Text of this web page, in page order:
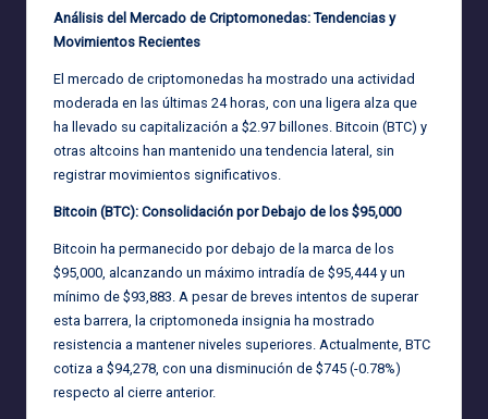
Análisis del Mercado de Criptomonedas: Tendencias y
Movimientos Recientes
El mercado de criptomonedas ha mostrado una actividad
moderada en las últimas 24 horas, con una ligera alza que
ha llevado su capitalización a $2.97 billones. Bitcoin (BTC) y
otras altcoins han mantenido una tendencia lateral, sin
registrar movimientos significativos.
Bitcoin (BTC): Consolidación por Debajo de los $95,000
Bitcoin ha permanecido por debajo de la marca de los
$95,000, alcanzando un máximo intradía de $95,444 y un
mínimo de $93,883. A pesar de breves intentos de superar
esta barrera, la criptomoneda insignia ha mostrado
resistencia a mantener niveles superiores. Actualmente, BTC
cotiza a $94,278, con una disminución de $745 (-0.78%)
respecto al cierre anterior.